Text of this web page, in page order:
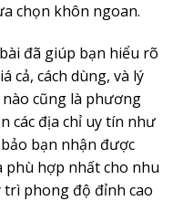
chọn khôn ngoan.
đã giúp bạn hiểu rõ
cả, cách dùng, và lý
cũng là phương
các địa chỉ uy tín như
bạn nhận được
phù hợp nhất cho nhu
trì phong độ đỉnh cao